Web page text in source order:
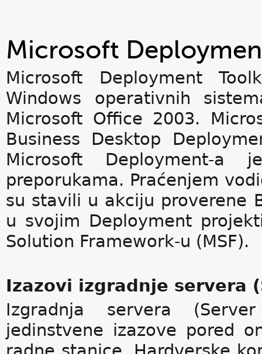
Microsoft
Microsoft Deployment
Windows operativnih
Microsoft Office 2003.
Business Desktop
Microsoft Deployment-
preporukama. Praćenjem
su stavili u akciju proverene
u svojim Deployment
Solution Framework-u (MSF).
Izazovi izgradnje servera
Izgradnja servera
jedinstvene izazove pored